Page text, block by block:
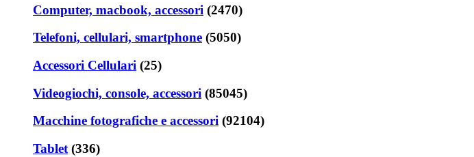
Computer, macbook, accessori (2470)
Telefoni, cellulari, smartphone (5050)
Accessori Cellulari (25)
Videogiochi, console, accessori (85045)
Macchine fotografiche e accessori (92104)
Tablet (336)